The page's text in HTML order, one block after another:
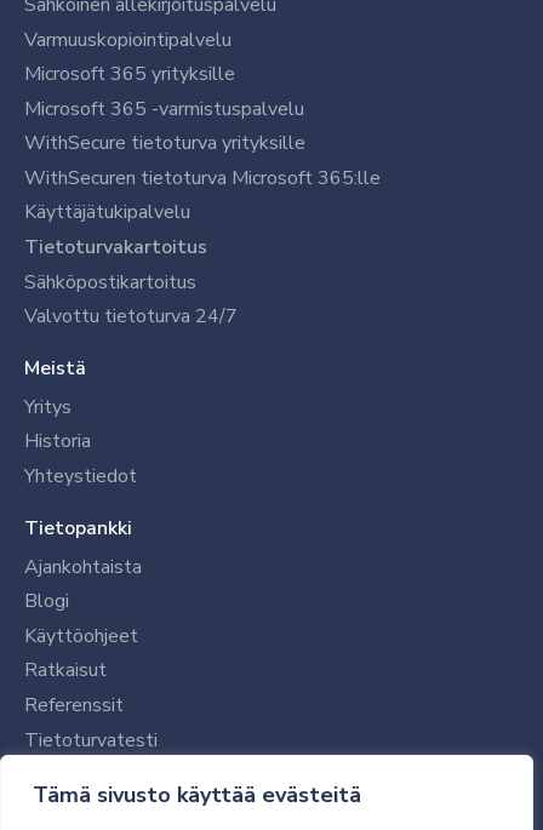
Tämä sivusto käyttää evästeitä
Varmuuskopiointipalvelu
Microsoft 365 yrityksille
Microsoft 365 -varmistuspalvelu
WithSecure tietoturva yrityksille
WithSecuren tietoturva Microsoft 365:lle
Käyttäjätukipalvelu
Tietoturvakartoitus
Sähköpostikartoitus
Valvottu tietoturva 24/7
Meistä
Yritys
Historia
Yhteystiedot
Tietopankki
Ajankohtaista
Blogi
Käyttöohjeet
Ratkaisut
Referenssit
Tietoturvatesti
Tilaajalle